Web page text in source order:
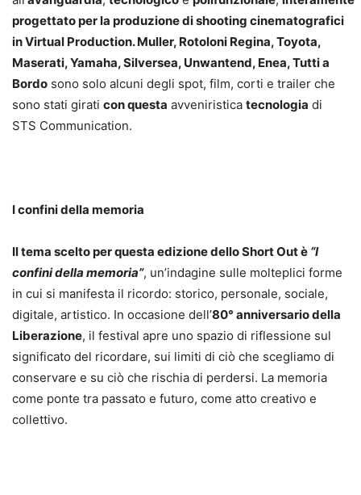
progettato per la produzione di shooting cinematografici
in Virtual Production. Muller, Rotoloni Regina, Toyota,
Maserati, Yamaha, Silversea, Unwantend, Enea, Tutti a
Bordo sono solo alcuni degli spot, film, corti e trailer che
sono stati girati con questa avveniristica tecnologia di
STS Communication.
I confini della memoria
Il tema scelto per questa edizione dello Short Out è “I
confini della memoria”, un’indagine sulle molteplici forme
in cui si manifesta il ricordo: storico, personale, sociale,
digitale, artistico. In occasione dell’80° anniversario della
Liberazione, il festival apre uno spazio di riflessione sul
significato del ricordare, sui limiti di ciò che scegliamo di
conservare e su ciò che rischia di perdersi. La memoria
come ponte tra passato e futuro, come atto creativo e
collettivo.